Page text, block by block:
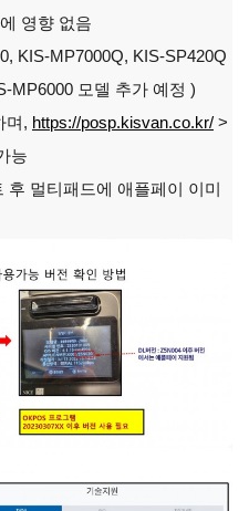
영향 없음
KIS-MP7000Q, KIS-SP420Q
MP6000 모델 추가 예정 )
며, https://posp.kisvan.co.kr/ >
능
멀티패드에 애플페이 이미